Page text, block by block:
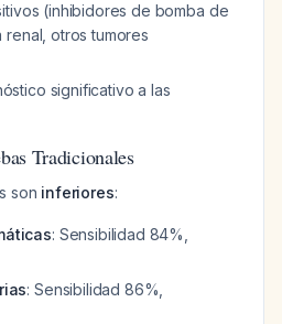
(inhibidores de bomba de
otros tumores
significativo a las
Tradicionales
son inferiores:
: Sensibilidad 84%,
: Sensibilidad 86%,